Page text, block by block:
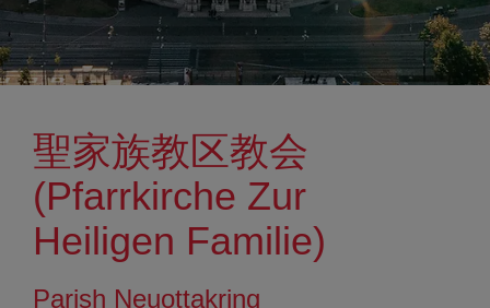
聖家族教区教会
(Pfarrkirche Zur
Heiligen Familie)
Parish Neuottakring